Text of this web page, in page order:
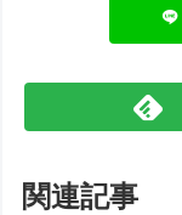
関連記事